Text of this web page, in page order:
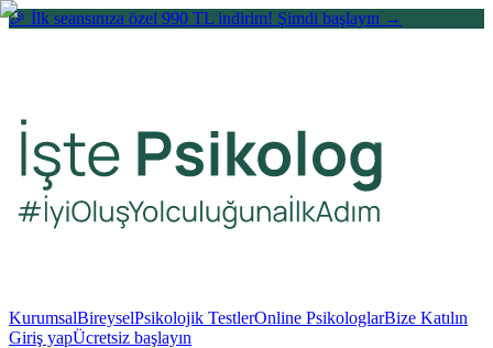
🎉 İlk seansınıza özel 990 TL indirim! Şimdi başlayın →
KurumsalBireyselPsikolojik TestlerOnline PsikologlarBize Katılın
Giriş yapÜcretsiz başlayın